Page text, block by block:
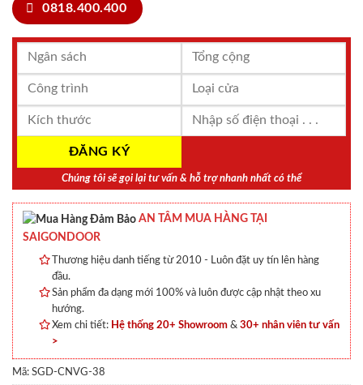
0818.400.400
Chúng tôi sẽ gọi lại tư vấn & hỗ trợ nhanh nhất có thể
AN TÂM MUA HÀNG TẠI
SAIGONDOOR
Thương hiệu danh tiếng từ 2010 - Luôn đặt uy tín lên hàng
đầu.
Sản phẩm đa dạng mới 100% và luôn được cập nhật theo xu
hướng.
Xem chi tiết: Hệ thống 20+ Showroom & 30+ nhân viên tư vấn
>
Mã: SGD-CNVG-38